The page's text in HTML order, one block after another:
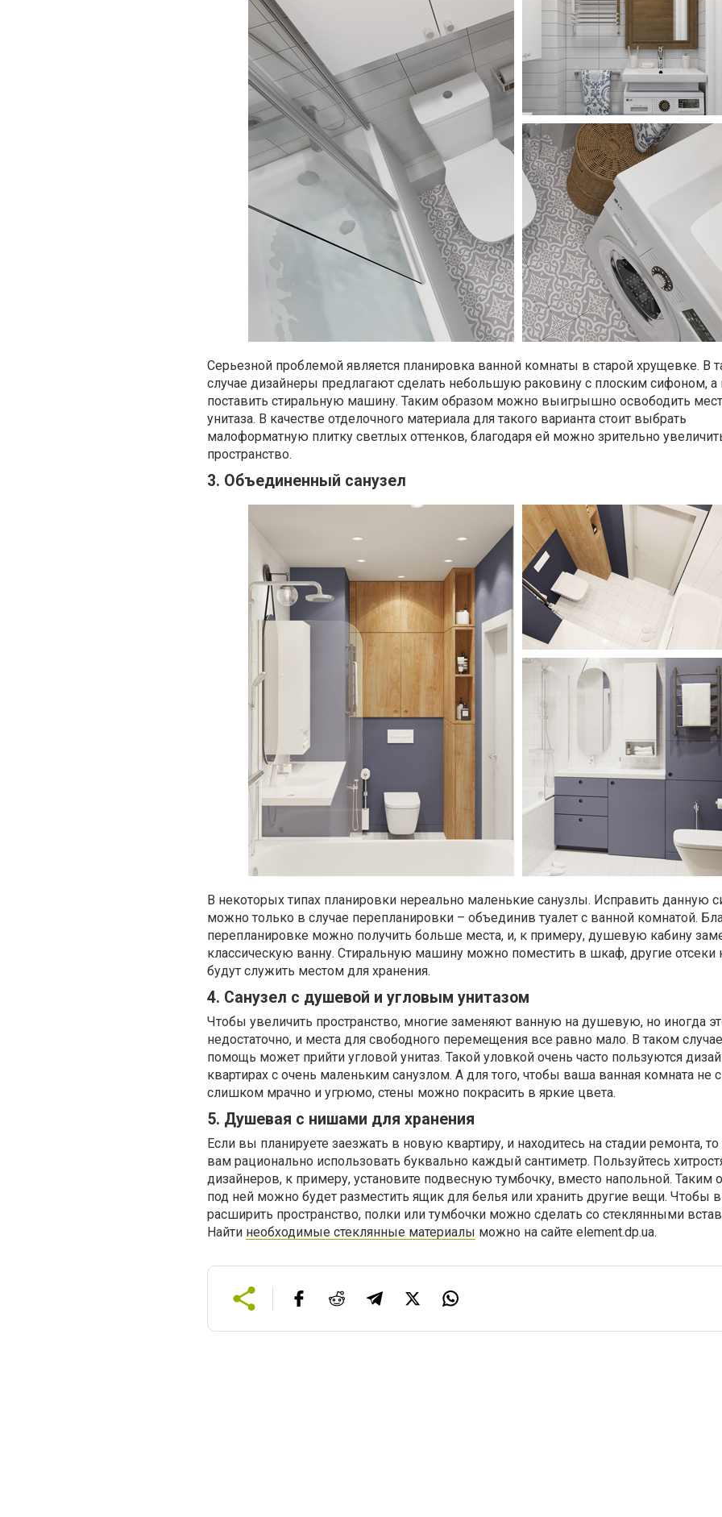
Серьезной проблемой является планировка ванной комнаты в старой хрущевке. В
случае дизайнеры предлагают сделать небольшую раковину с плоским сифоном, а
поставить стиральную машину. Таким образом можно выигрышно освободить
унитаза. В качестве отделочного материала для такого варианта стоит выбрать
малоформатную плитку светлых оттенков, благодаря ей можно зрительно
пространство.
3. Объединенный санузел
В некоторых типах планировки нереально маленькие санузлы. Исправить данную
можно только в случае перепланировки – объединив туалет с ванной комнатой.
перепланировке можно получить больше места, и, к примеру, душевую кабину
классическую ванну. Стиральную машину можно поместить в шкаф, другие отсеки
будут служить местом для хранения.
4. Санузел с душевой и угловым унитазом
Чтобы увеличить пространство, многие заменяют ванную на душевую, но иногда
недостаточно, и места для свободного перемещения все равно мало. В таком
помощь может прийти угловой унитаз. Такой уловкой очень часто пользуются
квартирах с очень маленьким санузлом. А для того, чтобы ваша ванная комната не
слишком мрачно и угрюмо, стены можно покрасить в яркие цвета.
5. Душевая с нишами для хранения
Если вы планируете заезжать в новую квартиру, и находитесь на стадии ремонта,
вам рационально использовать буквально каждый сантиметр. Пользуйтесь
дизайнеров, к примеру, установите подвесную тумбочку, вместо напольной. Таким
под ней можно будет разместить ящик для белья или хранить другие вещи. Чтобы
расширить пространство, полки или тумбочки можно сделать со стеклянными
Найти необходимые стеклянные материалы можно на сайте element.dp.ua.